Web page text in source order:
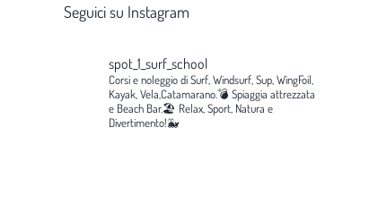
Seguici su Instagram
spot_1_surf_school
Corsi e noleggio di Surf, Windsurf, Sup, WingFoil,
Kayak, Vela,Catamarano.💣 Spiaggia attrezzata
e Beach Bar.🏖️ Relax, Sport, Natura e
Divertimento!🐳